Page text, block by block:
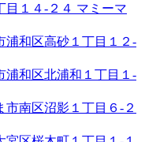
目１４-２４ マミーマ
浦和区高砂１丁目１２-
浦和区北浦和１丁目１-
市南区沼影１丁目６-２